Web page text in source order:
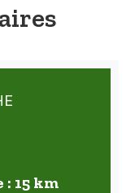
: 15 km